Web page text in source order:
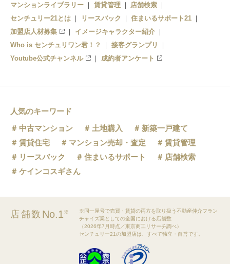
マンションライブラリー
賃貸管理
店舗検索
センチュリー21とは
リースバック
住まいるサポート21
加盟店人材募集
イメージキャラクター紹介
Who is センチュリワン君！？
接客グランプリ
Youtube公式チャンネル
成約者アンケート
人気のキーワード
中古マンション
土地購入
新築一戸建て
賃貸住宅
マンション売却・査定
賃貸管理
リースバック
住まいるサポート
店舗検索
ケインコスギさん
店舗数 No.1※
※同一屋号で売買・賃貸の両方を取り扱う不動産仲介フラン
チャイズ業としての全国における店舗数
（2026年7月時点／東京商工リサーチ調べ）
センチュリー21の加盟店は、すべて独立・自営です。